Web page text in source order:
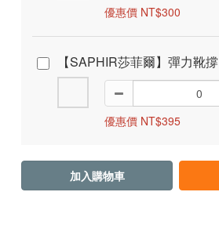
優惠價 NT$300
【SAPHIR莎菲爾】彈力靴撐
優惠價 NT$395
加入購物車